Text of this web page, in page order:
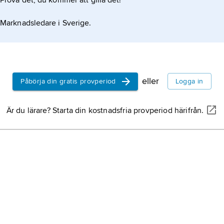
Marknadsledare i Sverige.
Påbörja din gratis provperiod eller Logga in
Är du lärare? Starta din kostnadsfria provperiod härifrån.